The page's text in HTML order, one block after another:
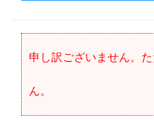
申し訳ございません。
ん。